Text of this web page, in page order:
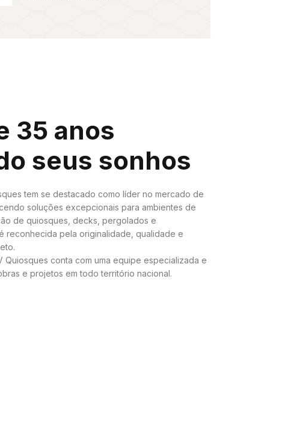
35 anos
seus sonhos
tem se destacado como líder no mercado de
soluções excepcionais para ambientes de
de quiosques, decks, pergolados e
reconhecida pela originalidade, qualidade e
Quiosques conta com uma equipe especializada e
e projetos em todo território nacional.